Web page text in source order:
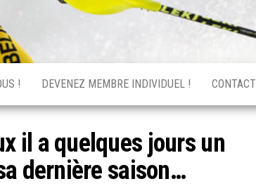
! DEVENEZ MEMBRE INDIVIDUEL ! CONTACT
il a quelques jours un
dernière saison…